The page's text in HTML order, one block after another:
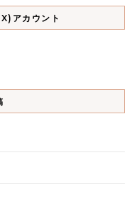
アカウント